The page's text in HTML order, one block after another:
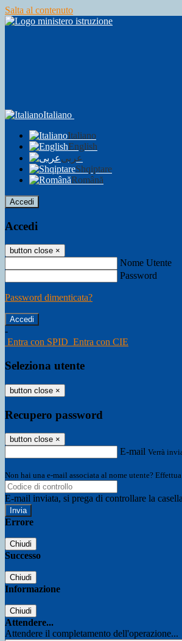
Salta al contenuto
Italiano
Italiano
English
عربى
Shqiptare
Română
Accedi
Accedi
button close ×
Nome Utente
Password
Password dimenticata?
-
Entra con SPID Entra con CIE
Seleziona utente
button close ×
Recupero password
button close ×
E-mail Verrà
Non hai una e-mail associata al nome utente?
E-mail inviata, si prega di controllare la
Errore
Chiudi
Successo
Chiudi
Informazione
Chiudi
Attendere...
Attendere il completamento dell'operazione...